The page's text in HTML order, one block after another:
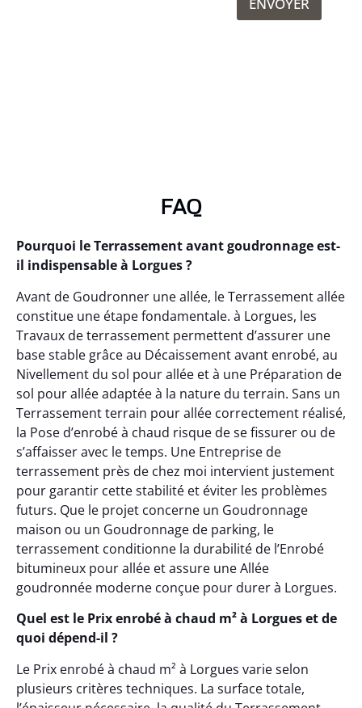
ENVOYER
FAQ
Pourquoi le Terrassement avant goudronnage est-
il indispensable à Lorgues ?
Avant de Goudronner une allée, le Terrassement allée
constitue une étape fondamentale. à Lorgues, les
Travaux de terrassement permettent d’assurer une
base stable grâce au Décaissement avant enrobé, au
Nivellement du sol pour allée et à une Préparation de
sol pour allée adaptée à la nature du terrain. Sans un
Terrassement terrain pour allée correctement réalisé,
la Pose d’enrobé à chaud risque de se fissurer ou de
s’affaisser avec le temps. Une Entreprise de
terrassement près de chez moi intervient justement
pour garantir cette stabilité et éviter les problèmes
futurs. Que le projet concerne un Goudronnage
maison ou un Goudronnage de parking, le
terrassement conditionne la durabilité de l’Enrobé
bitumineux pour allée et assure une Allée
goudronnée moderne conçue pour durer à Lorgues.
Quel est le Prix enrobé à chaud m² à Lorgues et de
quoi dépend-il ?
Le Prix enrobé à chaud m² à Lorgues varie selon
plusieurs critères techniques. La surface totale,